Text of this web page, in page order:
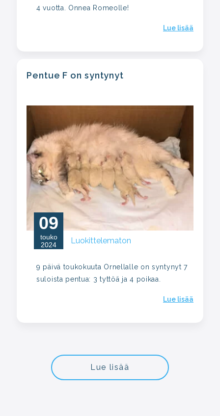
4 vuotta. Onnea Romeolle!
Lue lisää
Pentue F on syntynyt
09
touko
2024
Luokittelematon
9 päivä toukokuuta Ornellalle on syntynyt 7
suloista pentua: 3 tyttöä ja 4 poikaa.
Lue lisää
Lue lisää